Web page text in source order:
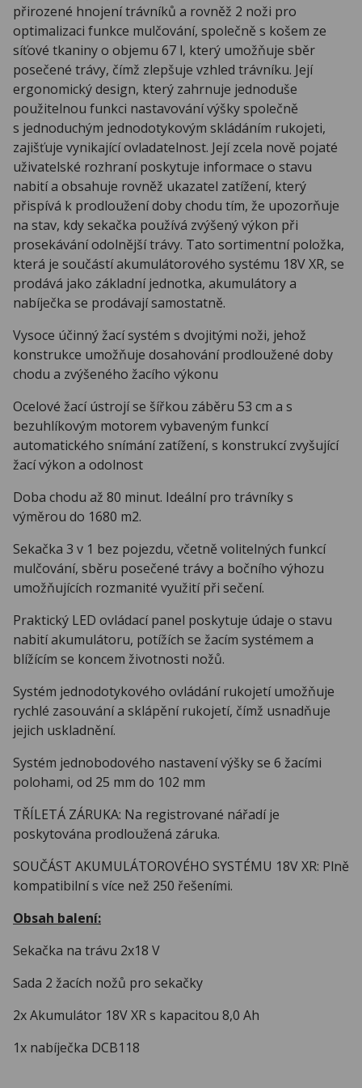
přirozené hnojení trávníků a rovněž 2 noži pro
optimalizaci funkce mulčování, společně s košem ze
síťové tkaniny o objemu 67 l, který umožňuje sběr
posečené trávy, čímž zlepšuje vzhled trávníku. Její
ergonomický design, který zahrnuje jednoduše
použitelnou funkci nastavování výšky společně
s jednoduchým jednodotykovým skládáním rukojeti,
zajišťuje vynikající ovladatelnost. Její zcela nově pojaté
uživatelské rozhraní poskytuje informace o stavu
nabití a obsahuje rovněž ukazatel zatížení, který
přispívá k prodloužení doby chodu tím, že upozorňuje
na stav, kdy sekačka používá zvýšený výkon při
prosekávání odolnější trávy. Tato sortimentní položka,
která je součástí akumulátorového systému 18V XR, se
prodává jako základní jednotka, akumulátory a
nabíječka se prodávají samostatně.
Vysoce účinný žací systém s dvojitými noži, jehož
konstrukce umožňuje dosahování prodloužené doby
chodu a zvýšeného žacího výkonu
Ocelové žací ústrojí se šířkou záběru 53 cm a s
bezuhlíkovým motorem vybaveným funkcí
automatického snímání zatížení, s konstrukcí zvyšující
žací výkon a odolnost
Doba chodu až 80 minut. Ideální pro trávníky s
výměrou do 1680 m2.
Sekačka 3 v 1 bez pojezdu, včetně volitelných funkcí
mulčování, sběru posečené trávy a bočního výhozu
umožňujících rozmanité využití při sečení.
Praktický LED ovládací panel poskytuje údaje o stavu
nabití akumulátoru, potížích se žacím systémem a
blížícím se koncem životnosti nožů.
Systém jednodotykového ovládání rukojetí umožňuje
rychlé zasouvání a sklápění rukojetí, čímž usnadňuje
jejich uskladnění.
Systém jednobodového nastavení výšky se 6 žacími
polohami, od 25 mm do 102 mm
TŘÍLETÁ ZÁRUKA: Na registrované nářadí je
poskytována prodloužená záruka.
SOUČÁST AKUMULÁTOROVÉHO SYSTÉMU 18V XR: Plně
kompatibilní s více než 250 řešeními.
Obsah balení:
Sekačka na trávu 2x18 V
Sada 2 žacích nožů pro sekačky
2x Akumulátor 18V XR s kapacitou 8,0 Ah
1x nabíječka DCB118